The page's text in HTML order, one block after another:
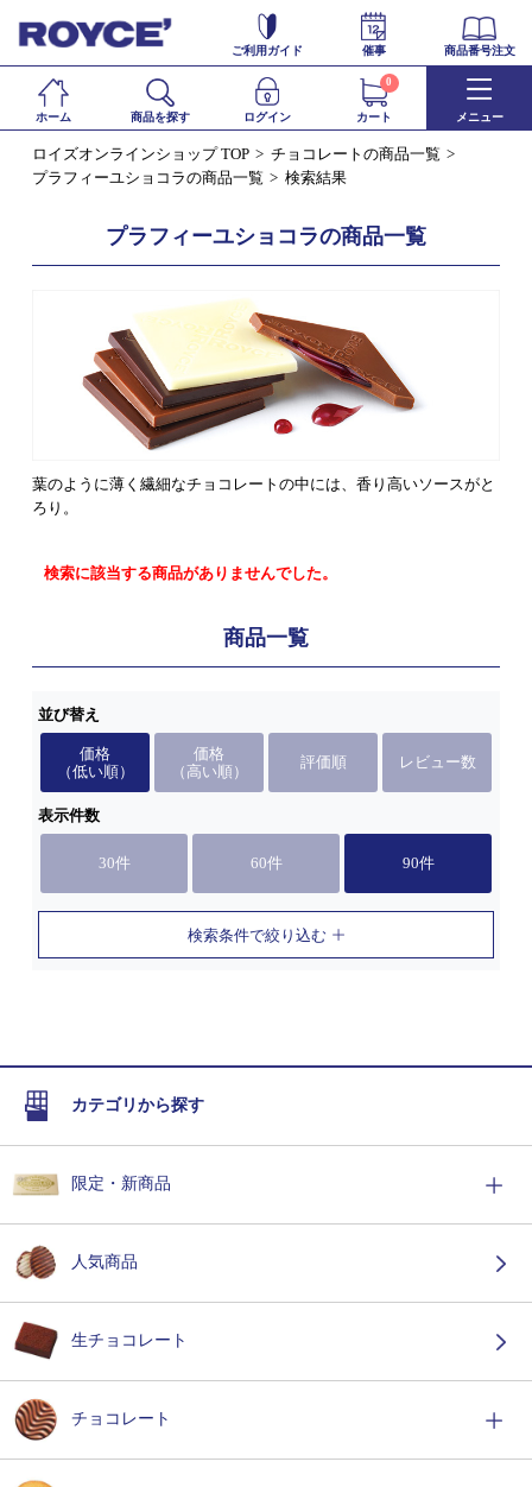
ご利用ガイド 催事 商品番号注文
ホーム 商品を探す ログイン カート
0
メニュー
ロイズオンラインショップ TOP
チョコレートの商品一覧
プラフィーユショコラの商品一覧
検索結果
プラフィーユショコラの商品一覧
葉のように薄く繊細なチョコレートの中には、香り高いソースがと
ろり。
検索に該当する商品がありませんでした。
商品一覧
並び替え
価格
（低い順）
価格
（高い順）
評価順 レビュー数
表示件数
30件 60件 90件
検索条件で絞り込む
カテゴリから探す
限定・新商品
人気商品
生チョコレート
チョコレート